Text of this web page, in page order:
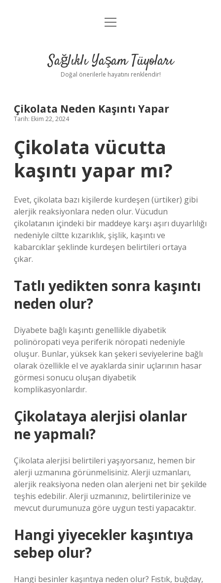
Anasayfa
Yasal Uyarı
menüyü
Sağlıklı Yaşam Tüyoları
Doğal önerilerle hayatını renklendir!
Çikolata Neden Kaşıntı Yapar
Tarih: Ekim 22, 2024
Çikolata vücutta
kaşıntı yapar mı?
Evet, çikolata bazı kişilerde kurdeşen (ürtiker) gibi
alerjik reaksiyonlara neden olur. Vücudun
çikolatanın içindeki bir maddeye karşı aşırı duyarlılığı
nedeniyle ciltte kızarıklık, şişlik, kaşıntı ve
kabarcıklar şeklinde kurdeşen belirtileri ortaya
çıkar.
Tatlı yedikten sonra kaşıntı
neden olur?
Diyabete bağlı kaşıntı genellikle diyabetik
polinöropati veya periferik nöropati nedeniyle
oluşur. Bunlar, yüksek kan şekeri seviyelerine bağlı
olarak özellikle el ve ayaklarda sinir uçlarının hasar
görmesi sonucu oluşan diyabetik
komplikasyonlardır.
Çikolataya alerjisi olanlar
ne yapmalı?
Çikolata alerjisi belirtileri yaşıyorsanız, hemen bir
alerji uzmanına görünmelisiniz. Alerji uzmanları,
alerjik reaksiyona neden olan alerjeni net bir şekilde
teşhis edebilir. Alerji uzmanınız, belirtilerinize ve
mevcut durumunuza göre uygun testi yapacaktır.
Hangi yiyecekler kaşıntıya
sebep olur?
Hangi besinler kaşıntıya neden olur? Fıstık, buğday,